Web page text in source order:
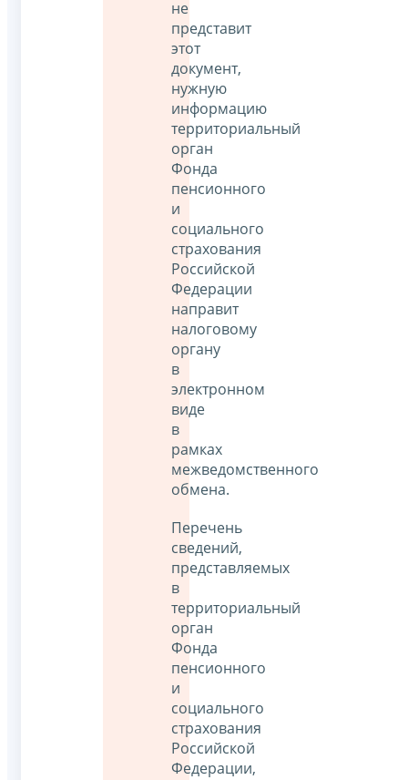
не
представит
этот
документ,
нужную
информацию
территориальный
орган
Фонда
пенсионного
и
социального
страхования
Российской
Федерации
направит
налоговому
органу
в
электронном
виде
в
рамках
межведомственного
обмена.
Перечень
сведений,
представляемых
в
территориальный
орган
Фонда
пенсионного
и
социального
страхования
Российской
Федерации,